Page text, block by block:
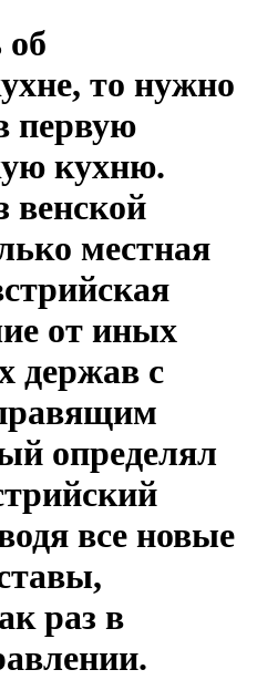
об
то нужно
первую
кухню.
венской
местная
от иных
держав с
определял
все новые
раз в